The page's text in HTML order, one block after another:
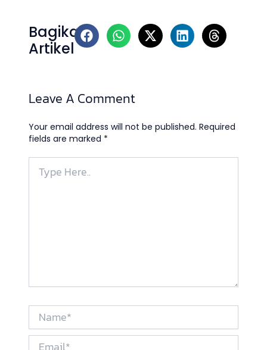
Bagikan
Artikel
Leave A Comment
Your email address will not be published. Required
fields are marked *
Type
Here..
Name*
Email*